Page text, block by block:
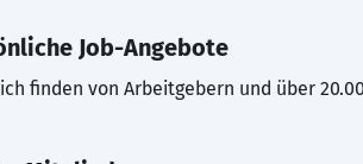
Job-Angebote
finden von Arbeitgebern und über